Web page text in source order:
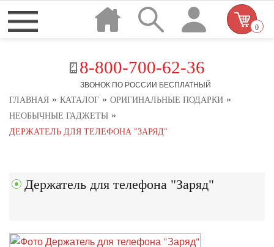
8-800-700-62-36
ЗВОНОК ПО РОССИИ БЕСПЛАТНЫЙ
0
ГЛАВНАЯ » КАТАЛОГ » ОРИГИНАЛЬНЫЕ ПОДАРКИ »
НЕОБЫЧНЫЕ ГАДЖЕТЫ »
ДЕРЖАТЕЛЬ ДЛЯ ТЕЛЕФОНА "ЗАРЯД"
Держатель для телефона "Заряд"